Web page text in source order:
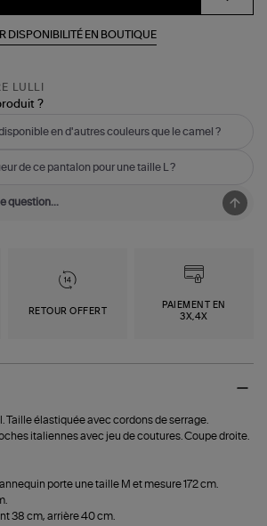
DISPONIBILITÉ EN BOUTIQUE
LULLI
?
en d'autres couleurs que le camel ?
de ce pantalon pour une taille L ?
RETOUR OFFERT
PAIEMENT EN
3X,4X
Taille élastiquée avec cordons de serrage.
italiennes avec jeu de coutures. Coupe droite.
porte une taille M et mesure 172 cm.
38 cm, arrière 40 cm.